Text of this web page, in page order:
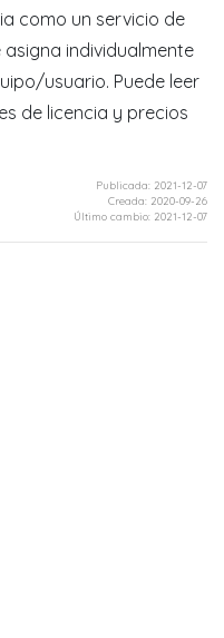
como un servicio de
individualmente
usuario. Puede leer
de licencia y precios
Publicada: 2021-12-07
Creada: 2020-09-26
Último cambio: 2021-12-07